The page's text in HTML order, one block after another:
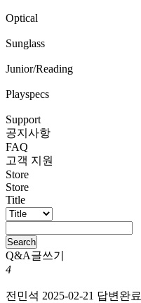
Optical
Sunglass
Junior/Reading
Playspecs
Support
공지사항
FAQ
고객 지원
Store
Store
Title
Search
Q&A글쓰기
4
전민석 2025-02-21 답변완료